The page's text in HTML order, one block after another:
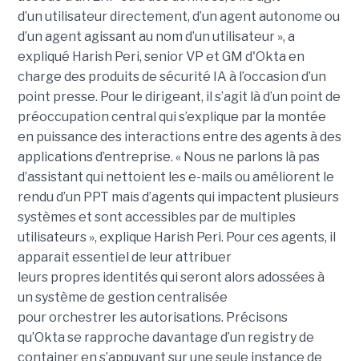
d’un utilisateur directement, d’un agent autonome ou
d’un agent agissant au nom d’un utilisateur », a
expliqué Harish Peri, senior VP et GM d'Okta en
charge des produits de sécurité IA à l’occasion d’un
point presse. Pour le dirigeant, il s’agit là d’un point de
préoccupation central qui s’explique par la montée
en puissance des interactions entre des agents à des
applications d’entreprise. « Nous ne parlons là pas
d’assistant qui nettoient les e-mails ou améliorent le
rendu d’un PPT mais d’agents qui impactent plusieurs
systèmes et sont accessibles par de multiples
utilisateurs », explique Harish Peri. Pour ces agents, il
apparait essentiel de leur attribuer
leurs propres identités qui seront alors adossées à
un système de gestion centralisée
pour orchestrer les autorisations. Précisons
qu’Okta se rapproche davantage d’un registry de
container en s’appuyant sur une seule instance de